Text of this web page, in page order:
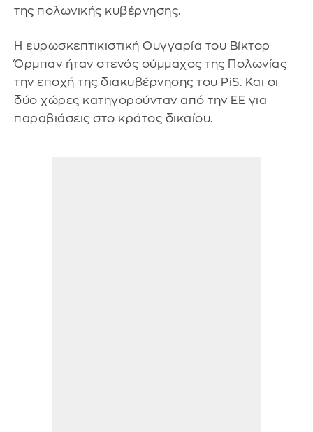
της πολωνικής κυβέρνησης.
Η ευρωσκεπτικιστική Ουγγαρία του Βίκτορ
Όρμπαν ήταν στενός σύμμαχος της Πολωνίας
την εποχή της διακυβέρνησης του PiS. Και οι
δύο χώρες κατηγορούνταν από την ΕΕ για
παραβιάσεις στο κράτος δικαίου.